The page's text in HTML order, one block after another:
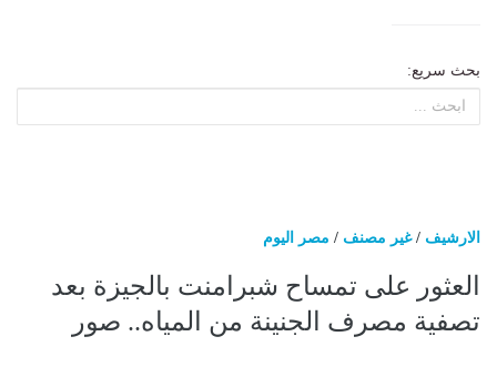
بحث سريع:
الارشيف /غير مصنف / مصر اليوم
العثور على تمساح شبرامنت بالجيزة بعد
تصفية مصرف الجنينة من المياه.. صور